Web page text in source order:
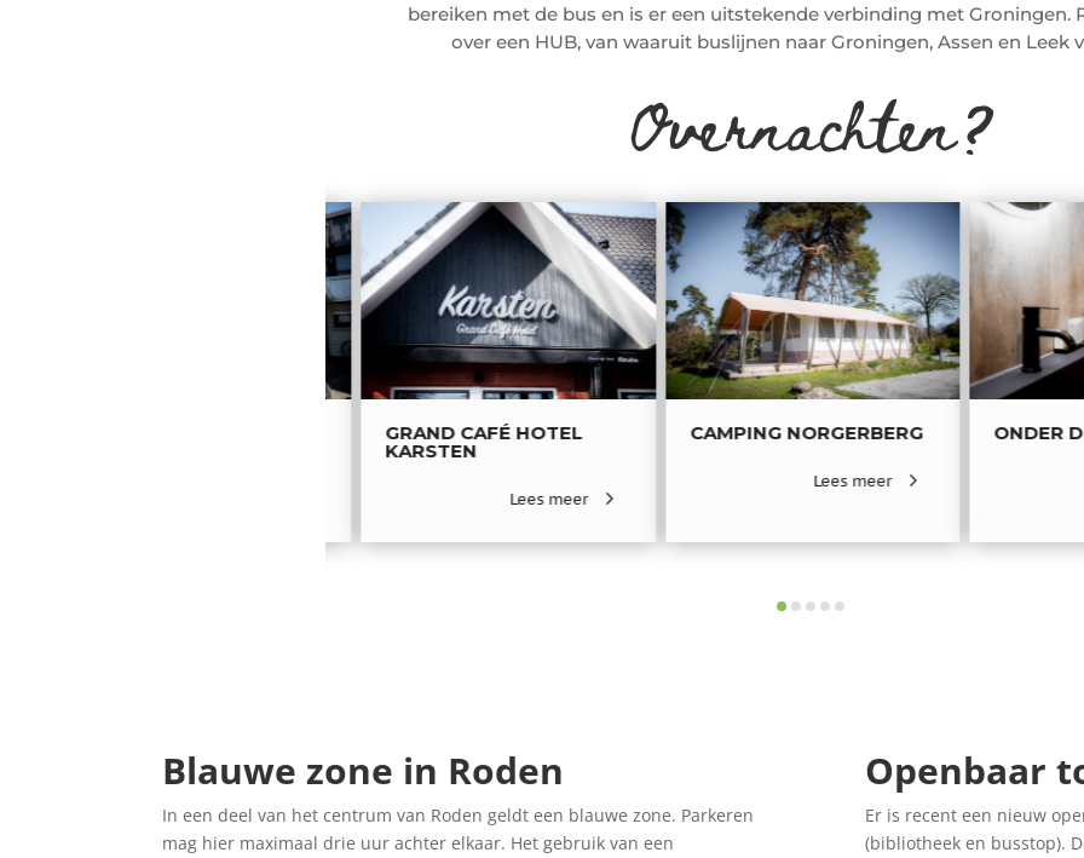
bereiken met de bus en is er een uitstekende verbinding met Groningen.
over een HUB, van waaruit buslijnen naar Groningen, Assen en Leek
Overnachten?
GRAND CAFÉ HOTEL
KARSTEN
Lees meer
CAMPING NORGERBERG
Lees meer
ONDER
Blauwe zone in Roden
In een deel van het centrum van Roden geldt een blauwe zone. Parkeren
mag hier maximaal drie uur achter elkaar. Het gebruik van een
Openbaar
Er is recent een nieuw
(bibliotheek en busstop).